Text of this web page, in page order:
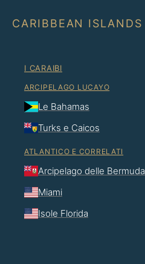
CARIBBEAN ISLANDS
I CARAIBI
ARCIPELAGO LUCAYO
Le Bahamas
Turks e Caicos
ATLANTICO E CORRELATI
Arcipelago delle Bermuda
Miami
Isole Florida